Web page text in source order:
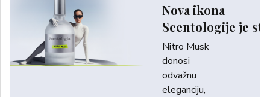
Nova ikona
Scentologije je
Nitro Musk
donosi
odvažnu
eleganciju,